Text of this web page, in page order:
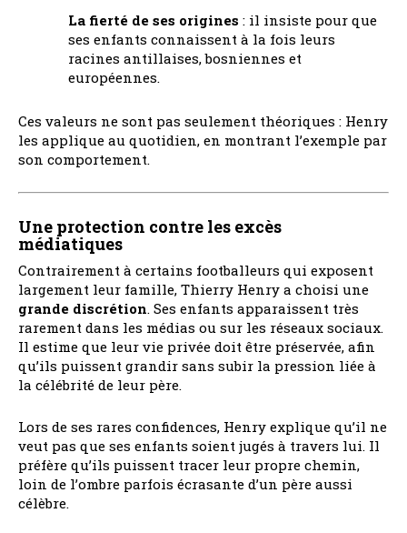
La fierté de ses origines : il insiste pour que
ses enfants connaissent à la fois leurs
racines antillaises, bosniennes et
européennes.
Ces valeurs ne sont pas seulement théoriques : Henry
les applique au quotidien, en montrant l’exemple par
son comportement.
Une protection contre les excès
médiatiques
Contrairement à certains footballeurs qui exposent
largement leur famille, Thierry Henry a choisi une
grande discrétion. Ses enfants apparaissent très
rarement dans les médias ou sur les réseaux sociaux.
Il estime que leur vie privée doit être préservée, afin
qu’ils puissent grandir sans subir la pression liée à
la célébrité de leur père.
Lors de ses rares confidences, Henry explique qu’il ne
veut pas que ses enfants soient jugés à travers lui. Il
préfère qu’ils puissent tracer leur propre chemin,
loin de l’ombre parfois écrasante d’un père aussi
célèbre.